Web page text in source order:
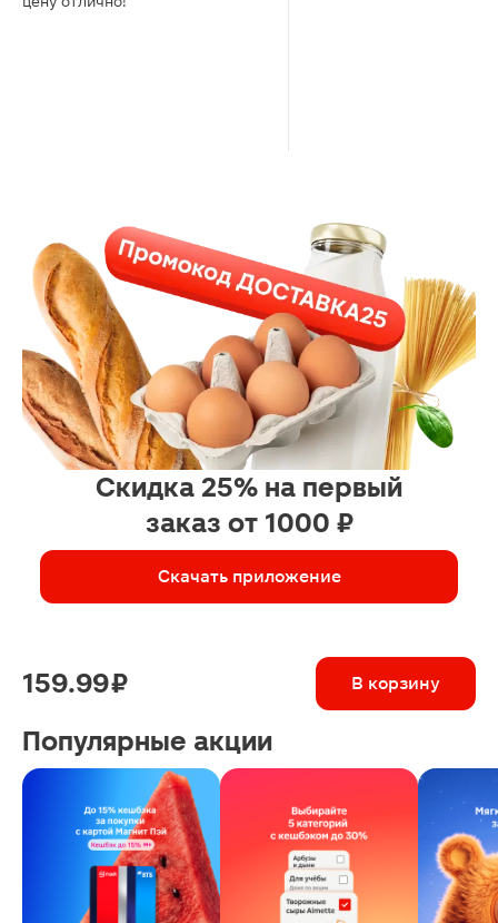
Скидка 25% на первый
заказ от 1000 ₽
Скачать приложение
159.99 ₽ В корзину
Популярные акции